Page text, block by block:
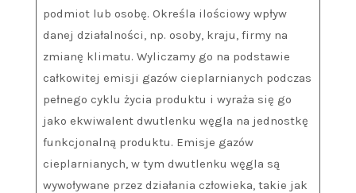
podmiot lub osobę. Określa ilościowy wpływ
danej działalności, np. osoby, kraju, firmy na
zmianę klimatu. Wyliczamy go na podstawie
całkowitej emisji gazów cieplarnianych podczas
pełnego cyklu życia produktu i wyraża się go
jako ekwiwalent dwutlenku węgla na jednostkę
funkcjonalną produktu. Emisje gazów
cieplarnianych, w tym dwutlenku węgla są
wywoływane przez działania człowieka, takie jak